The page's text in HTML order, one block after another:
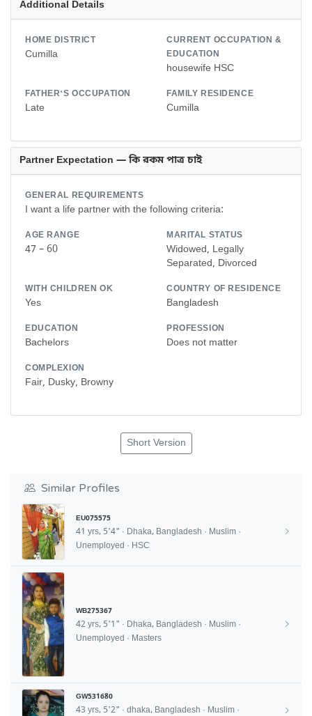
Additional Details
HOME DISTRICT
Cumilla
CURRENT OCCUPATION &
EDUCATION
housewife HSC
FATHER'S OCCUPATION
Late
FAMILY RESIDENCE
Cumilla
Partner Expectation — কি রকম পাত্র চাই
GENERAL REQUIREMENTS
I want a life partner with the following criteria:
AGE RANGE
47 – 60
MARITAL STATUS
Widowed, Legally
Separated, Divorced
WITH CHILDREN OK
Yes
COUNTRY OF RESIDENCE
Bangladesh
EDUCATION
Bachelors
PROFESSION
Does not matter
COMPLEXION
Fair, Dusky, Browny
Short Version
Similar Profiles
EU075575
41 yrs, 5'4" · Dhaka, Bangladesh · Muslim ·
Unemployed · HSC
WB275367
42 yrs, 5'1" · Dhaka, Bangladesh · Muslim ·
Unemployed · Masters
GW531680
43 yrs, 5'2" · dhaka, Bangladesh · Muslim ·